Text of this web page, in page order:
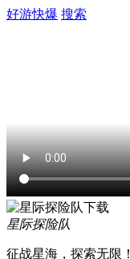
好游快爆 搜索
星际探险队
征战星海，探索无限！